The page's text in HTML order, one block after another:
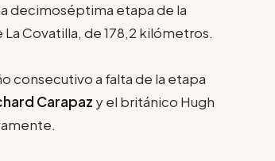
decimoséptima etapa de la
Covatilla, de 178,2 kilómetros.
consecutivo a falta de la etapa
Carapaz y el británico Hugh